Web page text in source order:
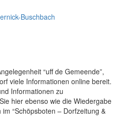
Buschbach
“uff de Gemeende”,
viele Informationen online bereit.
Informationen zu
hier ebenso wie die Wiedergabe
“Schöpsboten – Dorfzeitung &